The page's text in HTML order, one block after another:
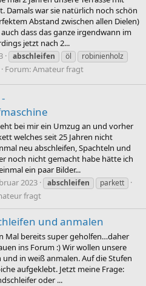
Damals war sie natürlich noch schön
Abstand zwischen allen Dielen)
dass das ganze irgendwann im
jetzt nach 2...
abschleifen öl
robinienholz
Forum:Amateur fragt
bei mir ein Umzug an und vorher
welches seit 25 Jahren nicht
neu abschleifen, Spachteln und
noch nicht gemacht habe hätte ich
ein paar Bilder...
2023 abschleifen parkett
fragt
und anmalen
Mal bereits super geholfen…daher
ins Forum :) Wir wollen unsere
in weiß anmalen. Auf die Stufen
aufgeklebt. Jetzt meine Frage:
oder ...